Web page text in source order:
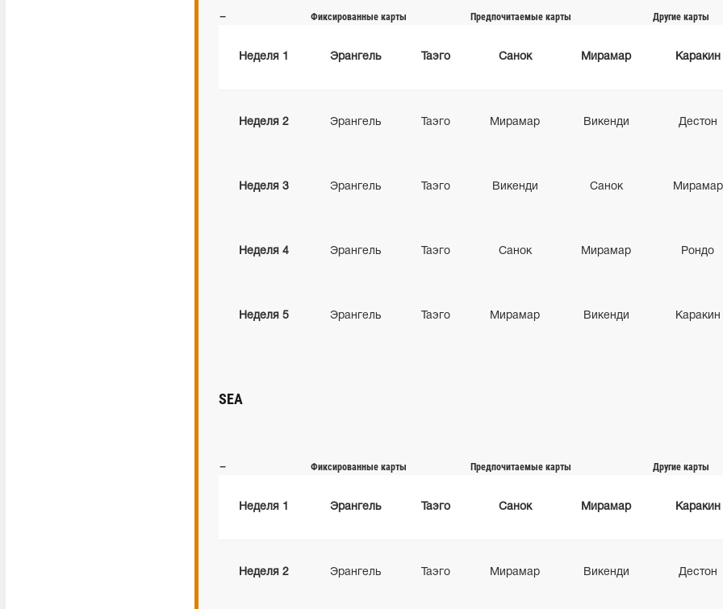
— Фиксированные карты Предпочитаемые карты Другие карты
Неделя 1 Эрангель Таэго Санок Мирамар Каракин
Неделя2 Эрангель Таэго Мирамар Викенди Дестон
Неделя3 Эрангель Таэго Викенди Санок Мирамар
Неделя4 Эрангель Таэго Санок Мирамар Рондо
Неделя5 Эрангель Таэго Мирамар Викенди Каракин
SEA
— Фиксированные карты Предпочитаемые карты Другие карты
Неделя 1 Эрангель Таэго Санок Мирамар Каракин
Неделя2 Эрангель Таэго Мирамар Викенди Дестон